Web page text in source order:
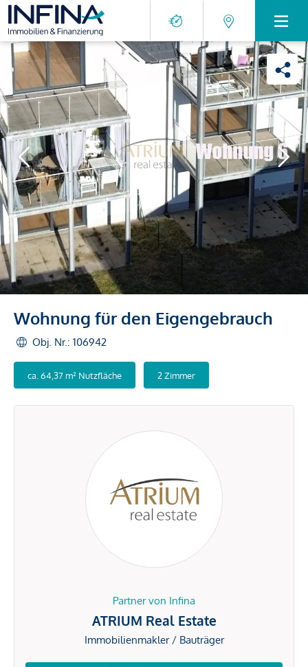
Wohnung für den Eigengebrauch
Obj. Nr.: 106942
ca. 64,37 m² Nutzfläche 2 Zimmer
Partner von Infina
ATRIUM Real Estate
Immobilienmakler / Bauträger